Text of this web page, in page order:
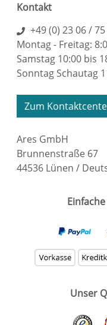
Kontakt
+49 (0) 23 06 /
Montag - Freitag:
Samstag 10:00 bis
Sonntag Schautag
Zum
Ares GmbH
Brunnenstraße 67
44536 Lünen /
Unser